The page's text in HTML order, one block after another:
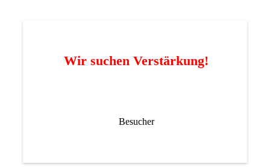
Wir suchen Verstärkung!
Besucher